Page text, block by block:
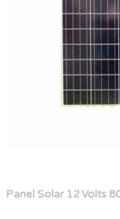
Panel Solar 12 Volts